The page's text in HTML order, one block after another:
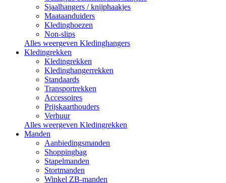
Sjaalhangers / knijphaakjes
Maataanduiders
Kledinghoezen
Non-slips
Alles weergeven Kledinghangers
Kledingrekken
Kledingrekken
Kledinghangerrekken
Standaards
Transportrekken
Accessoires
Prijskaarthouders
Verhuur
Alles weergeven Kledingrekken
Manden
Aanbiedingsmanden
Shoppingbag
Stapelmanden
Stortmanden
Winkel ZB-manden